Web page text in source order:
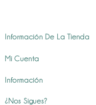
Información De La Tienda
Mi Cuenta
Información
¿Nos Sigues?